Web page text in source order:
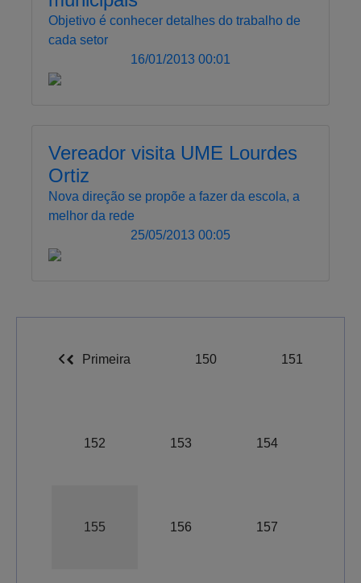
Objetivo é conhecer detalhes do trabalho de
cada setor
16/01/2013 00:01
Vereador visita UME Lourdes
Ortiz
Nova direção se propõe a fazer da escola, a
melhor da rede
25/05/2013 00:05
Primeira 150 151
152 153 154
155 156 157